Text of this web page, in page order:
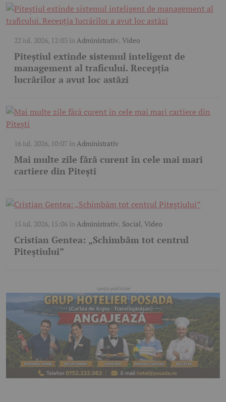
22 iul. 2026, 12:03în Administrativ, Video
Piteștiul extinde sistemul inteligent de
management al traficului. Recepția
lucrărilor a avut loc astăzi
16 iul. 2026, 10:07în Administrativ
Mai multe zile fără curent în cele mai mari
cartiere din Pitești
15 iul. 2026, 15:06în Administrativ, Social, Video
Cristian Gentea: „Schimbăm tot centrul
Piteștiului”